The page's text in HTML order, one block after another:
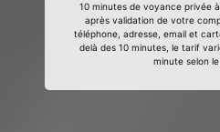
10 minutes de voyance privée
après validation de votre
téléphone, adresse, email et
delà des 10 minutes, le tarif
minute selon